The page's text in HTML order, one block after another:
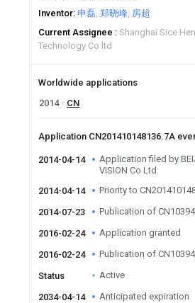
Inventor 申磊 郑晓峰 房超
Current Assignee
Shanghai Sice
Technology Co ltd
Worldwide applications
2014
CN
Application CN201410148136.7A
2014-04-14
Application filed by
VISION Co Ltd
2014-04-14
Priority to
2014-07-23 Publication of
2016-02-24 Application granted
2016-02-24 Publication of
Status Active
2034-04-14 Anticipated expiration